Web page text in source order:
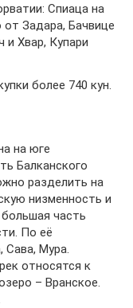
Спиаца на
Задара, Бачвице
и Хвар, Купари
более 740 кун.
на юге
Балканского
разделить на
низменность и
часть
По её
Сава, Мура.
относятся к
– Вранское.